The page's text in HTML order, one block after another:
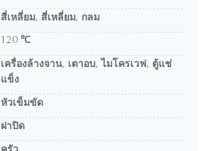
สี่เหลี่ยม, สี่เหลี่ยม, กลม
120 ℃
เครื่องล้างจาน, เตาอบ, ไมโครเวฟ, ตู้แช่
แข็ง
หัวเข็มขัด
ฝาปิด